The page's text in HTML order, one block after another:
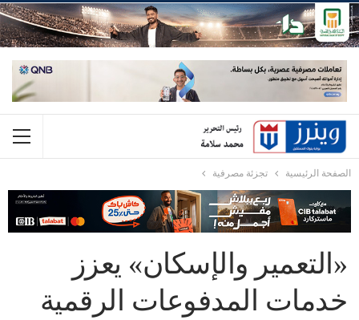
الصفحة الرئيسية تجزئة مصرفية
«التعمير والإسكان» يعزز
خدمات المدفوعات الرقمية